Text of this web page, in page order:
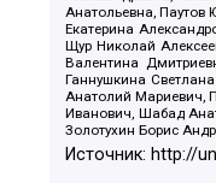
Анатольевна, Паутов
Екатерина
Щур Николай
Валентина
Ганнушкина
Анатолий Мариевич,
Иванович, Шабад
Золотухин Борис
Источник: http://